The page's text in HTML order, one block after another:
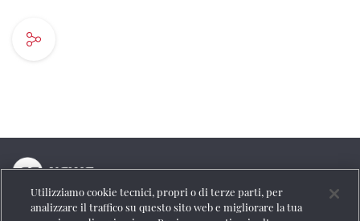
La testata online del Gruppo FS Italiane
Utilizziamo cookie tecnici, propri o di terze parti, per
analizzare il traffico su questo sito web e migliorare la tua